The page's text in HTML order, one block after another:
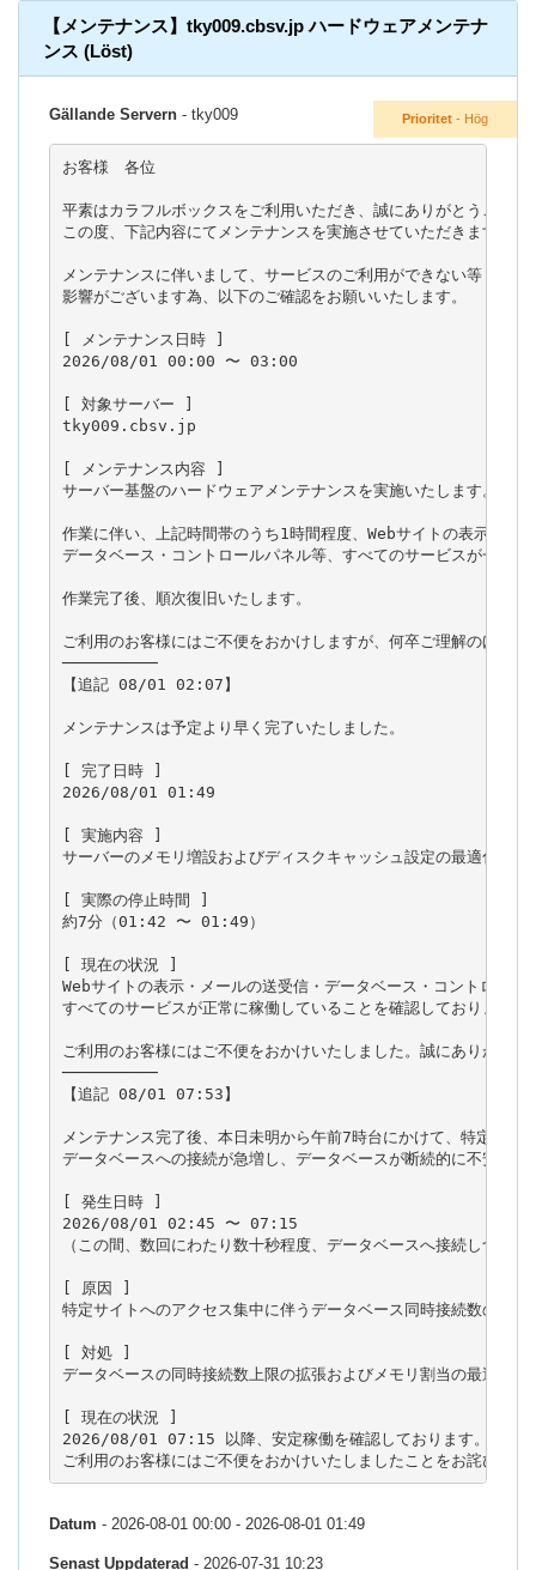
【メンテナンス】tky009.cbsv.jp ハードウェアメンテナ
ンス (Löst)
Prioritet - Hög
Gällande Servern - tky009
お客様　各位
平素はカラフルボックスをご利用いただき、誠にありがとうござい
この度、下記内容にてメンテナンスを実施させていただきます。
メンテナンスに伴いまして、サービスのご利用ができない等
影響がございます為、以下のご確認をお願いいたします。
[ メンテナンス日時 ]
2026/08/01 00:00 〜 03:00
[ 対象サーバー ]
tky009.cbsv.jp
[ メンテナンス内容 ]
サーバー基盤のハードウェアメンテナンスを実施いたします。
作業に伴い、上記時間帯のうち1時間程度、Webサイトの表示・メ
データベース・コントロールパネル等、すべてのサービスが一時
作業完了後、順次復旧いたします。
ご利用のお客様にはご不便をおかけしますが、何卒ご理解のほどお
──────────
【追記 08/01 02:07】
メンテナンスは予定より早く完了いたしました。
[ 完了日時 ]
2026/08/01 01:49
[ 実施内容 ]
サーバーのメモリ増設およびディスクキャッシュ設定の最適化を実
[ 実際の停止時間 ]
約7分（01:42 〜 01:49）
[ 現在の状況 ]
Webサイトの表示・メールの送受信・データベース・コントロール
すべてのサービスが正常に稼働していることを確認しております。
ご利用のお客様にはご不便をおかけいたしました。誠にありがとう
──────────
【追記 08/01 07:53】
メンテナンス完了後、本日未明から午前7時台にかけて、特定サイ
データベースへの接続が急増し、データベースが断続的に不安定
[ 発生日時 ]
2026/08/01 02:45 〜 07:15
（この間、数回にわたり数十秒程度、データベースへ接続しづら
[ 原因 ]
特定サイトへのアクセス集中に伴うデータベース同時接続数の急増
[ 対処 ]
データベースの同時接続数上限の拡張およびメモリ割当の最適化
[ 現在の状況 ]
2026/08/01 07:15 以降、安定稼働を確認しております。
Datum - 2026-08-01 00:00 - 2026-08-01 01:49
Senast Uppdaterad - 2026-07-31 10:23